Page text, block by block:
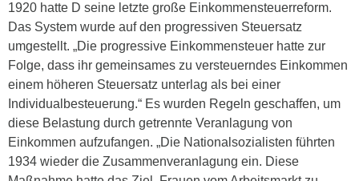
1920 hatte D seine letzte große Einkommensteuerreform.
Das System wurde auf den progressiven Steuersatz
umgestellt. „Die progressive Einkommensteuer hatte zur
Folge, dass ihr gemeinsames zu versteuerndes Einkommen
einem höheren Steuersatz unterlag als bei einer
Individualbesteuerung.“ Es wurden Regeln geschaffen, um
diese Belastung durch getrennte Veranlagung von
Einkommen aufzufangen. „Die Nationalsozialisten führten
1934 wieder die Zusammenveranlagung ein. Diese